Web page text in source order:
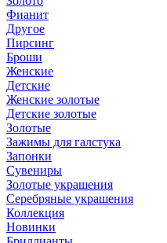
Фианит
Другое
Пирсинг
Броши
Женские
Детские
Женские золотые
Детские золотые
Золотые
Зажимы для галстука
Запонки
Сувениры
Золотые украшения
Серебряные украшения
Коллекция
Новинки